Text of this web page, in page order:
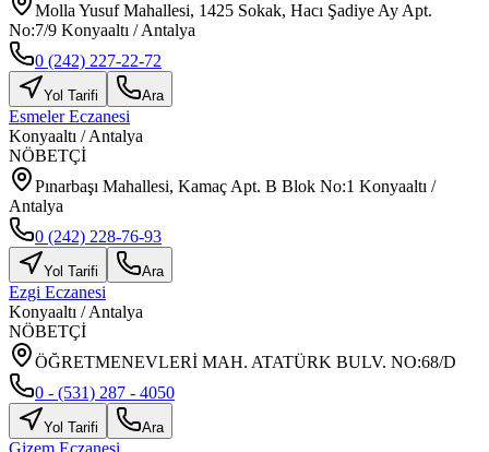
Molla Yusuf Mahallesi, 1425 Sokak, Hacı Şadiye Ay Apt.
No:7/9 Konyaaltı / Antalya
0 (242) 227-22-72
Yol Tarifi Ara
Esmeler Eczanesi
Konyaaltı /Antalya
NÖBETÇİ
Pınarbaşı Mahallesi, Kamaç Apt. B Blok No:1 Konyaaltı /
Antalya
0 (242) 228-76-93
Yol Tarifi Ara
Ezgi Eczanesi
Konyaaltı /Antalya
NÖBETÇİ
ÖĞRETMENEVLERİ MAH. ATATÜRK BULV. NO:68/D
0 - (531) 287 - 4050
Yol Tarifi Ara